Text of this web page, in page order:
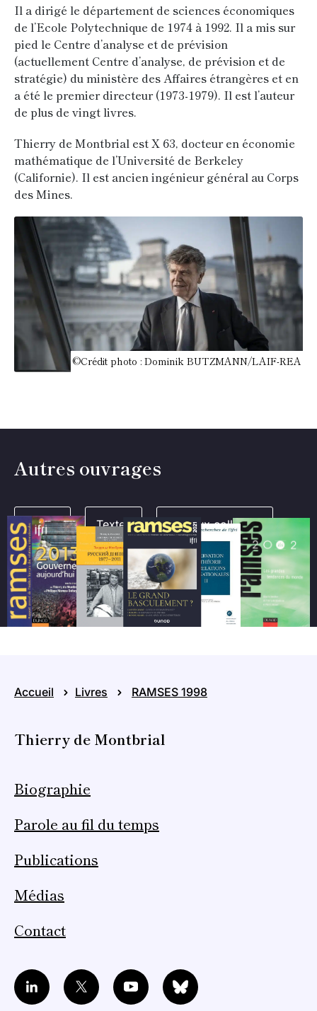
Il a dirigé le département de sciences économiques
de l’Ecole Polytechnique de 1974 à 1992. Il a mis sur
pied le Centre d’analyse et de prévision
(actuellement Centre d’analyse, de prévision et de
stratégie) du ministère des Affaires étrangères et en
a été le premier directeur (1973-1979). Il est l’auteur
de plus de vingt livres.
Thierry de Montbrial est X 63, docteur en économie
mathématique de l’Université de Berkeley
(Californie). Il est ancien ingénieur général au Corps
des Mines.
©Crédit photo : Dominik BUTZMANN/LAIF-REA
Autres ouvrages
Livres Textes Travaux collectifs
Accueil Livres RAMSES 1998
Thierry de Montbrial
Biographie
Parole au fil du temps
Publications
Médias
Contact